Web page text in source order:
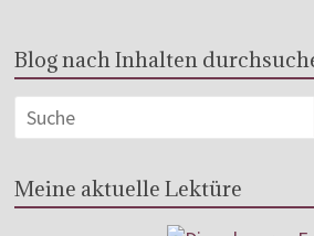
Blog nach Inhalten
Meine aktuelle Lektüre